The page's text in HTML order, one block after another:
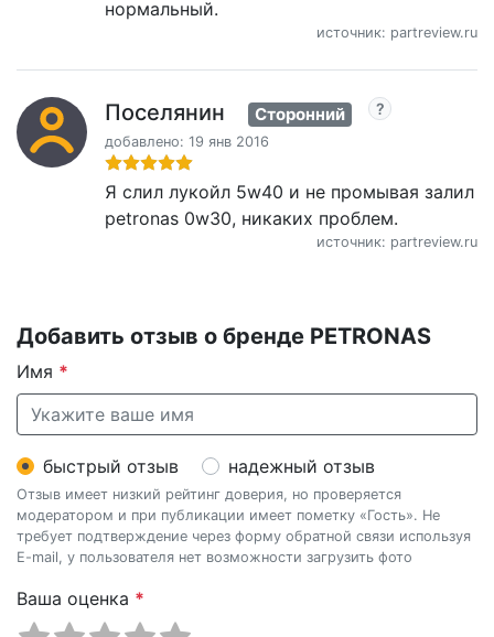
нормальный.
источник: partreview.ru
Поселянин Сторонний
добавлено: 19 янв 2016
Я слил лукойл 5w40 и не промывая залил
petronas 0w30, никаких проблем.
источник: partreview.ru
Добавить отзыв о бренде PETRONAS
Имя *
быстрый отзыв надежный отзыв
Отзыв имеет низкий рейтинг доверия, но проверяется
модератором и при публикации имеет пометку «Гость». Не
требует подтверждение через форму обратной связи используя
E-mail, у пользователя нет возможности загрузить фото
Ваша оценка *